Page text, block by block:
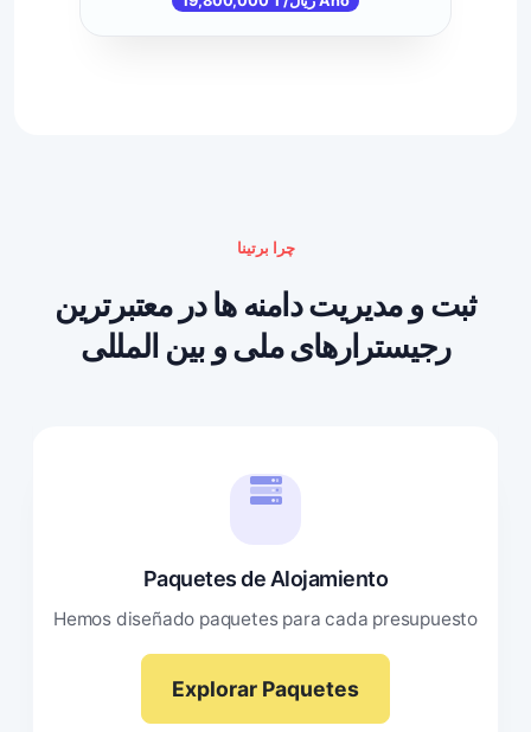
چرا برتینا
ثبت و مدیریت دامنه ها در معتبرترین
رجیسترارهای ملی و بین المللی
Paquetes de Alojamiento
Hemos diseñado paquetes para cada presupuesto
Explorar Paquetes